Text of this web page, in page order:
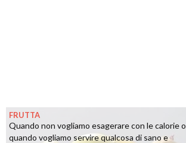
FRUTTA
Quando non vogliamo esagerare con le calorie o
quando vogliamo servire qualcosa di sano e